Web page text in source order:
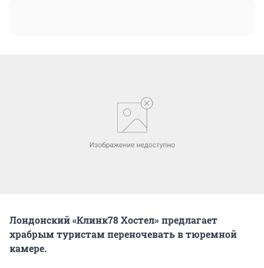
Лондонский «Клинк78 Хостел» предлагает
храбрым туристам переночевать в тюремной
камере.